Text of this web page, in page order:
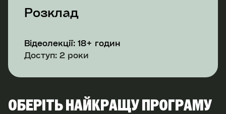
Розклад
Відеолекції: 18+ годин
Доступ: 2 роки
ОБЕРІТЬ НАЙКРАЩУ ПРОГРАМУ